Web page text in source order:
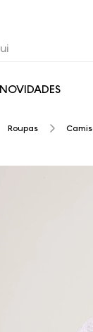
NOVIDADES
Roupas